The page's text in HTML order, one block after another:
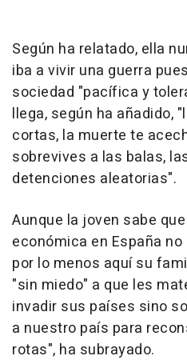
Según ha relatado, ella
iba a vivir una guerra
sociedad "pacífica y
llega, según ha añadido,
cortas, la muerte te
sobrevives a las balas,
detenciones aleatorias".
Aunque la joven sabe
económica en España
por lo menos aquí su
"sin miedo" a que les
invadir sus países sino
a nuestro país para
rotas", ha subrayado.